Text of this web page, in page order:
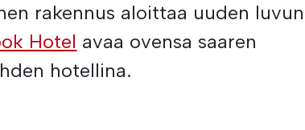
rakennus aloittaa uuden luvun
Hotel avaa ovensa saaren
hotellina.